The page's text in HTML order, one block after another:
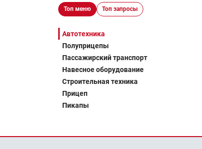
Топ меню Топ запросы
Автотехника
Полуприцепы
Пассажирский транспорт
Навесное оборудование
Строительная техника
Прицеп
Пикапы